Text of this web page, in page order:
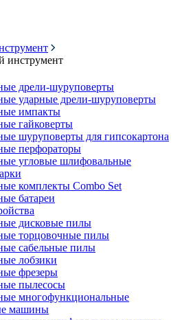
инструмент
дрели-шуруповерты
ударные дрели-шуруповерты
импакты
гайковерты
шуруповерты для гипсокартона
перфораторы
угловые шлифовальные
комплекты Combo Set
батареи
дисковые пилы
торцовочные пилы
сабельные пилы
лобзики
фрезеры
пылесосы
многофункциональные
машины